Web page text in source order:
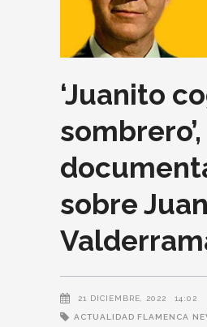
‘Juanito
sobre
21 DICIEMBRE, 2022 14:02
ACTUALIDAD FLAMENCA